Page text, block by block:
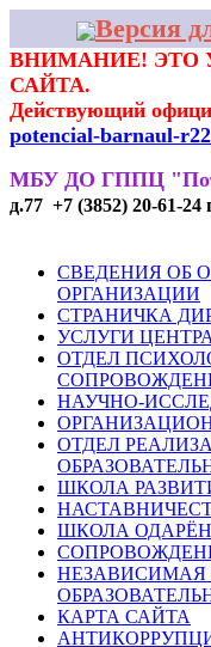
Версия
ВНИМАНИЕ! ЭТО
САЙТА.
Действующий
potencial-barnaul-
МБУ ДО ГППЦ
д.77 +7 (3852) 20-61-
СВЕДЕНИЯ ОБ
ОРГАНИЗАЦИИ
СТРАНИЧКА
УСЛУГИ ЦЕНТРА
ОТДЕЛ
НАУЧНО-
ОТДЕЛ
ШКОЛА
ШКОЛА
НЕЗАВИСИМАЯ
КАРТА САЙТА